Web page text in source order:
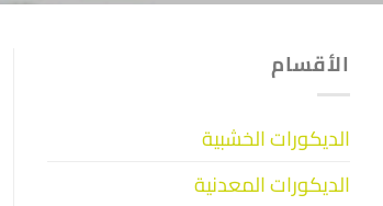
الأقسام
الديكورات الخشبية
الديكورات المعدنية